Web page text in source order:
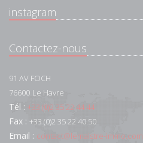
instagram
Contactez-nous
91 AV FOCH
76600 Le Havre
Tél : +33 (0)2 35 22 44 44
Fax : +33 (0)2 35 22 40 50
Email : contact@lemaistre-immo.com